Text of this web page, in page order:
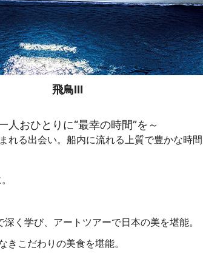
飛鳥Ⅲ
人おひとりに“最幸の時間”を～
れる出会い。船内に流れる上質で豊かな時
く学び、アートツアーで日本の美を堪能。
こだわりの美食を堪能。